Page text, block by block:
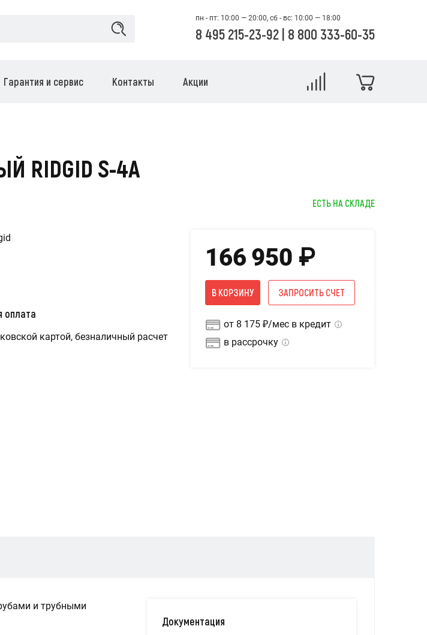
пн - пт: 10:00 — 20:00, сб - вс: 10:00 — 18:00
8 495 215-23-92 | 8 800 333-60-35
Гарантия и сервис Контакты Акции
S-4A
ЕСТЬ НА СКЛАДЕ
оплата
картой, безналичный расчет
166 950 ₽
В КОРЗИНУ ЗАПРОСИТЬ СЧЕТ
от 8 175 ₽/мес в кредит
в рассрочку
и трубными
Документация